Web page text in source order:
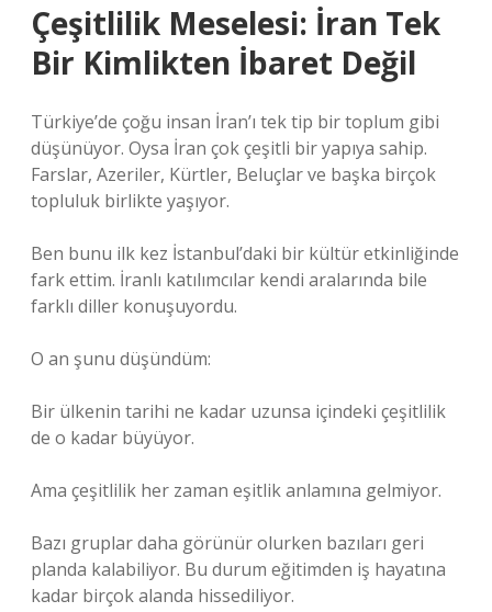
Çeşitlilik Meselesi: İran Tek
Bir Kimlikten İbaret Değil
Türkiye’de çoğu insan İran’ı tek tip bir toplum gibi
düşünüyor. Oysa İran çok çeşitli bir yapıya sahip.
Farslar, Azeriler, Kürtler, Beluçlar ve başka birçok
topluluk birlikte yaşıyor.
Ben bunu ilk kez İstanbul’daki bir kültür etkinliğinde
fark ettim. İranlı katılımcılar kendi aralarında bile
farklı diller konuşuyordu.
O an şunu düşündüm:
Bir ülkenin tarihi ne kadar uzunsa içindeki çeşitlilik
de o kadar büyüyor.
Ama çeşitlilik her zaman eşitlik anlamına gelmiyor.
Bazı gruplar daha görünür olurken bazıları geri
planda kalabiliyor. Bu durum eğitimden iş hayatına
kadar birçok alanda hissediliyor.